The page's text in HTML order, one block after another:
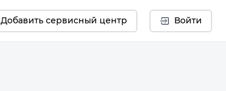
Добавить сервисный центр Войти